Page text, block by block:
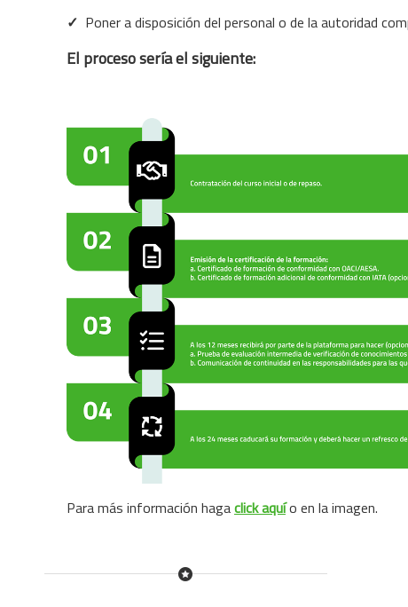
✓ Poner a disposición del personal o de la autoridad
El proceso sería el siguiente:
Para más información hagaclick aquío en la imagen.